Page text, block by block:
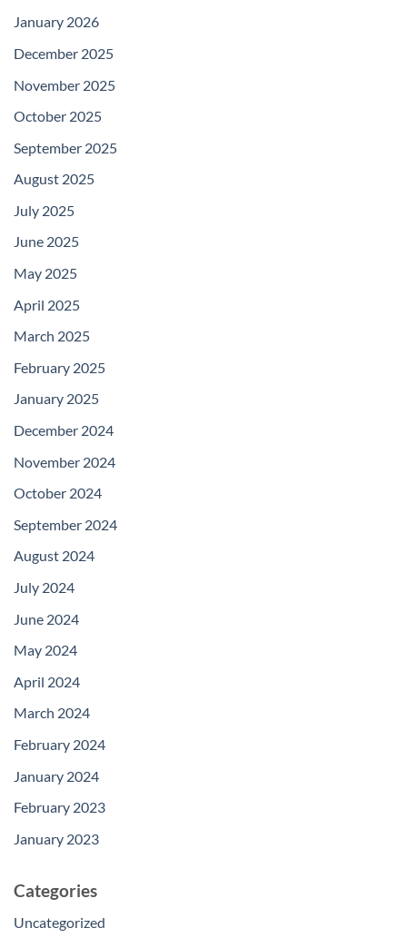
January 2026
December 2025
November 2025
October 2025
September 2025
August 2025
July 2025
June 2025
May 2025
April 2025
March 2025
February 2025
January 2025
December 2024
November 2024
October 2024
September 2024
August 2024
July 2024
June 2024
May 2024
April 2024
March 2024
February 2024
January 2024
February 2023
January 2023
Categories
Uncategorized